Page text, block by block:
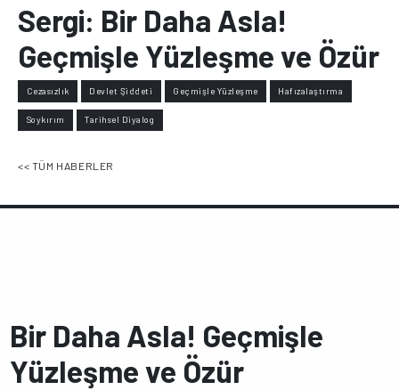
Sergi: Bir Daha Asla!
Geçmişle Yüzleşme ve Özür
Cezasızlık Devlet Şiddeti Geçmişle Yüzleşme Hafızalaştırma
Soykırım Tarihsel Diyalog
<< TÜM HABERLER
Bir Daha Asla! Geçmişle
Yüzleşme ve Özür